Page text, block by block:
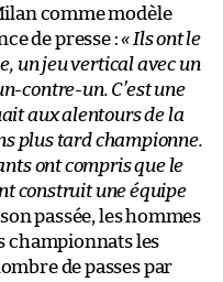
comme modèle
de presse :« Ils ont le
un jeu vertical avec un
contre-un. C’est une
aux alentours de la
plus tard championne.
ont compris que le
construit une équipe
passée, les hommes
championnats les
de passes par